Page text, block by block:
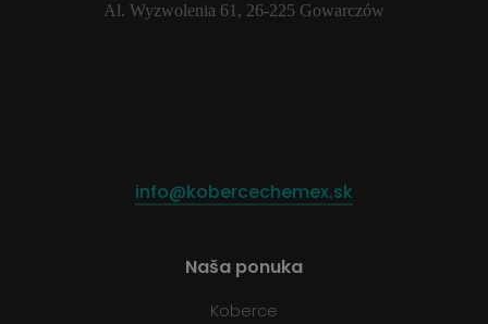
Al. Wyzwolenia 61, 26-225 Gowarczów
info@kobercechemex.sk
Naša ponuka
Koberce